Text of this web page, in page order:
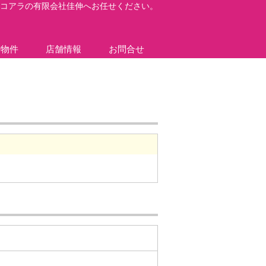
ラの有限会社佳伸へお任せください。
件 店舗情報 お問合せ